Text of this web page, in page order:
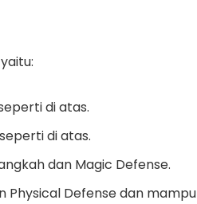
di atas.
di atas.
dan Magic Defense.
Defense dan mampu